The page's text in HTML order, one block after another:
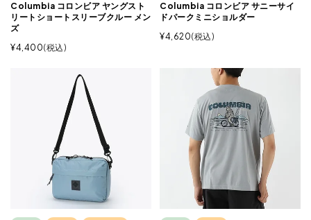
Columbia コロンビア ヤングスト
リートショートスリーブクルー メン
ズ
¥4,400 税込
Columbia コロンビア サニーサイ
ドパークミニショルダー
¥4,620 税込